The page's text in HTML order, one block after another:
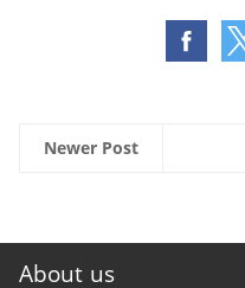
Newer Post
About us